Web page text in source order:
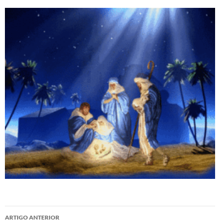
Navegação
ARTIGO ANTERIOR